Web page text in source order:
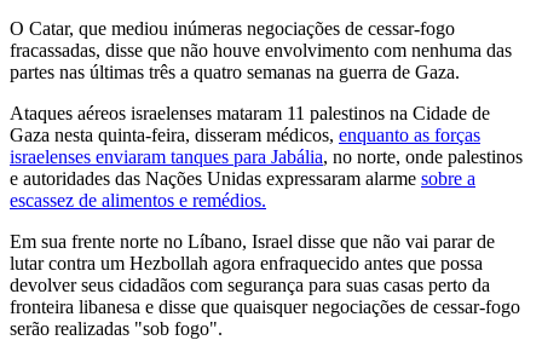
O Catar, que mediou inúmeras negociações de cessar-fogo
fracassadas, disse que não houve envolvimento com nenhuma das
partes nas últimas três a quatro semanas na guerra de Gaza.
Ataques aéreos israelenses mataram 11 palestinos na Cidade de
Gaza nesta quinta-feira, disseram médicos, enquanto as forças
israelenses enviaram tanques para Jabália, no norte, onde palestinos
e autoridades das Nações Unidas expressaram alarme sobre a
escassez de alimentos e remédios.
Em sua frente norte no Líbano, Israel disse que não vai parar de
lutar contra um Hezbollah agora enfraquecido antes que possa
devolver seus cidadãos com segurança para suas casas perto da
fronteira libanesa e disse que quaisquer negociações de cessar-fogo
serão realizadas "sob fogo".